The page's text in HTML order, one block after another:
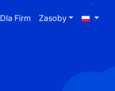
Dla Firm Zasoby